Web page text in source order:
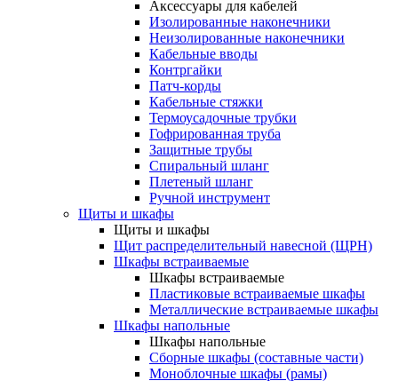
Аксессуары для кабелей
Изолированные наконечники
Неизолированные наконечники
Кабельные вводы
Контргайки
Патч-корды
Кабельные стяжки
Термоусадочные трубки
Гофрированная труба
Защитные трубы
Спиральный шланг
Плетеный шланг
Ручной инструмент
Щиты и шкафы
Щиты и шкафы
Щит распределительный навесной (ЩРН)
Шкафы встраиваемые
Шкафы встраиваемые
Пластиковые встраиваемые шкафы
Металлические встраиваемые шкафы
Шкафы напольные
Шкафы напольные
Сборные шкафы (составные части)
Моноблочные шкафы (рамы)